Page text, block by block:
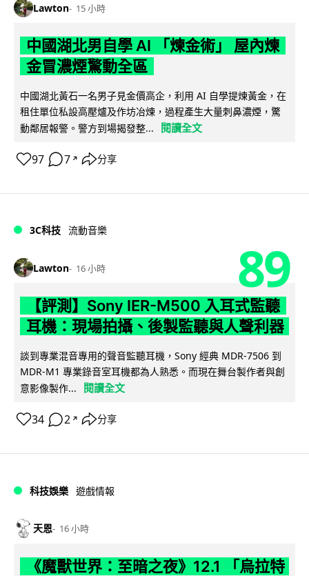
Lawton 15 小時
中國湖北男自學 AI 「煉金術」 屋內煉
金冒濃煙驚動全區
中國湖北黃石一名男子見金價高企，利用 AI 自學提煉黃金，在
租住單位私設高壓爐及作坊冶煉，過程產生大量刺鼻濃煙，驚
動鄰居報警。警方到場揭發整...
閱讀全文
97 7 ↗ 分享
3C科技 流動音樂
Lawton 16 小時 89
【評測】Sony IER-M500 入耳式監聽
耳機：現場拍攝、後製監聽與人聲利器
談到專業混音專用的聲音監聽耳機，Sony 經典 MDR-7506 到
MDR-M1 專業錄音室耳機都為人熟悉。而現在舞台製作者與創
意影像製作...
閱讀全文
34 2 ↗ 分享
科技娛樂 遊戲情報
天恩 16 小時
《魔獸世界：至暗之夜》12.1 「烏拉特